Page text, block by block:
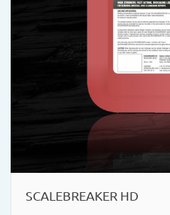
SCALEBREAKER HD